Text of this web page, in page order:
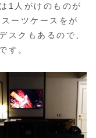
1人がけのものが
ーツケースをが
スクもあるので、
す。